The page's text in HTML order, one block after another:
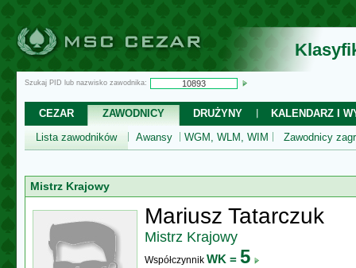
Szukaj PID lub nazwisko zawodnika:
CEZAR ZAWODNICY DRUŻYNY
KALENDARZ I
Lista zawodników
Awansy WGM, WLM, WIM Zawodnicy
Mistrz Krajowy
Mariusz Tatarczuk
Mistrz Krajowy
Współczynnik WK = 5